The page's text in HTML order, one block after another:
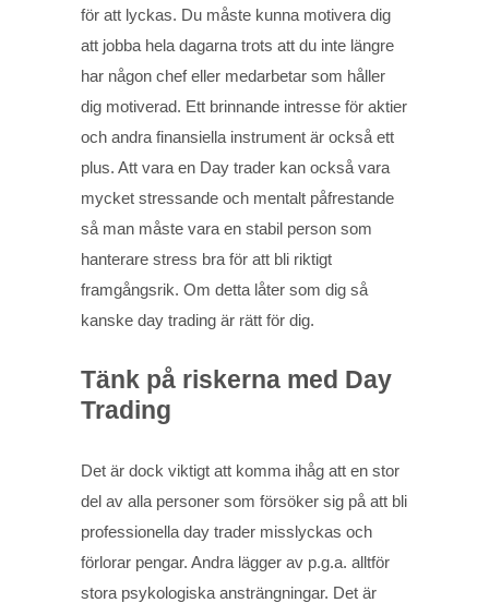
för att lyckas. Du måste kunna motivera dig
att jobba hela dagarna trots att du inte längre
har någon chef eller medarbetar som håller
dig motiverad. Ett brinnande intresse för aktier
och andra finansiella instrument är också ett
plus. Att vara en Day trader kan också vara
mycket stressande och mentalt påfrestande
så man måste vara en stabil person som
hanterare stress bra för att bli riktigt
framgångsrik. Om detta låter som dig så
kanske day trading är rätt för dig.
Tänk på riskerna med Day
Trading
Det är dock viktigt att komma ihåg att en stor
del av alla personer som försöker sig på att bli
professionella day trader misslyckas och
förlorar pengar. Andra lägger av p.g.a. alltför
stora psykologiska ansträngningar. Det är